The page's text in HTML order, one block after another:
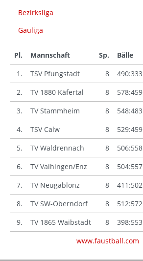
Bezirksliga
Gauliga
Pl. Mannschaft Sp. Bälle
1.
TSV Pfungstadt 8 490:333
2.
TV 1880 Käfertal 8 578:459
3.
TV Stammheim 8 548:483
4.
TSV Calw 8 529:459
5.
TV Waldrennach 8 506:558
6.
TV Vaihingen/Enz 8 504:557
7.
TV Neugablonz 8 411:502
8.
TV SW-Oberndorf 8 512:572
9.
TV 1865 Waibstadt 8 398:553
www.faustball.com